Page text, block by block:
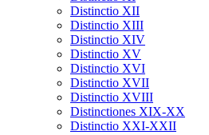
Distinctio XII
Distinctio XIII
Distinctio XIV
Distinctio XV
Distinctio XVI
Distinctio XVII
Distinctio XVIII
Distinctiones XIX-XX
Distinctio XXI-XXII